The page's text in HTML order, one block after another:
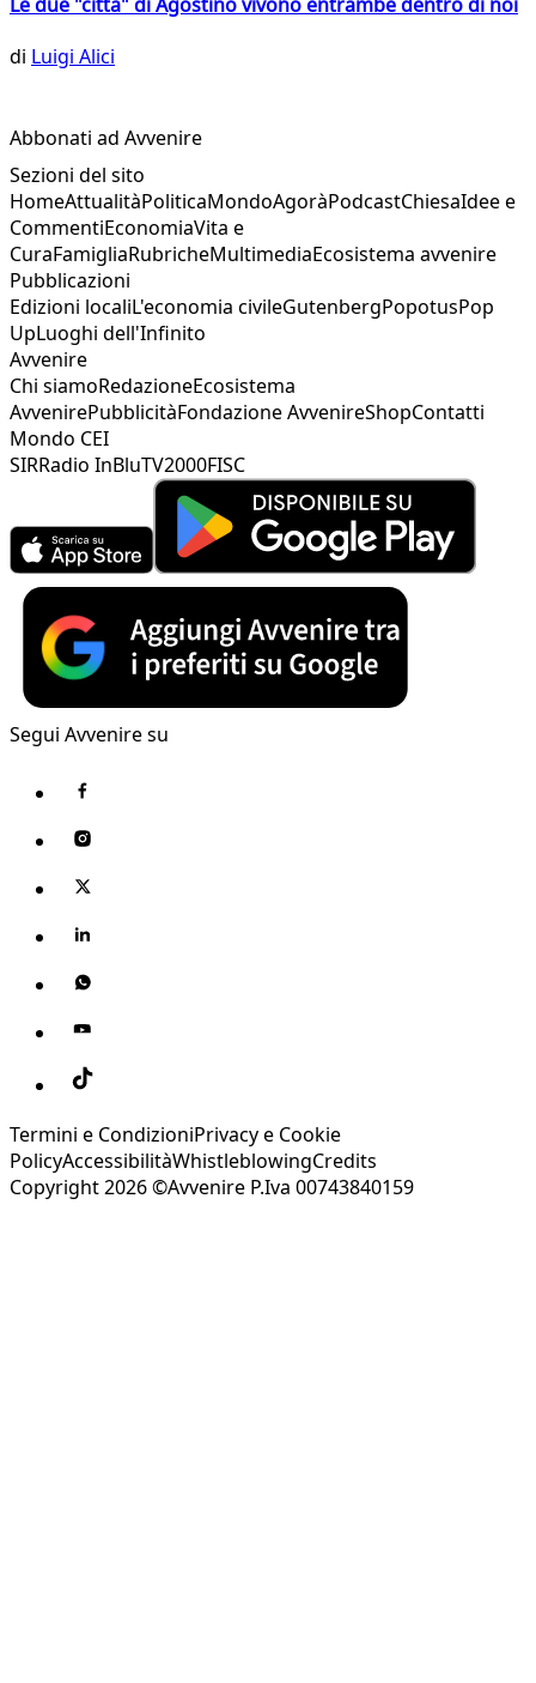
di Luigi Alici
Abbonati ad Avvenire
Sezioni del sito
HomeAttualitàPoliticaMondoAgoràPodcastChiesaIdee e
CommentiEconomiaVita e
CuraFamigliaRubricheMultimediaEcosistema avvenire
Pubblicazioni
Edizioni localiL'economia civileGutenbergPopotusPop
UpLuoghi dell'Infinito
Avvenire
Chi siamoRedazioneEcosistema
AvvenirePubblicitàFondazione AvvenireShopContatti
Mondo CEI
SIRRadio InBluTV2000FISC
Segui Avvenire su
Termini e CondizioniPrivacy e Cookie
PolicyAccessibilitàWhistleblowingCredits
Copyright 2026 ©Avvenire P.Iva 00743840159